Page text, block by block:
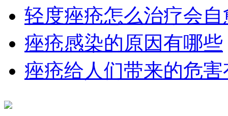
轻度痤疮怎么治疗会自
痤疮感染的原因有哪些
痤疮给人们带来的危